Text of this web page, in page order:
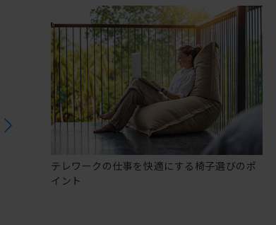
テレワークの仕事を快適にする椅子選びのポ
イント